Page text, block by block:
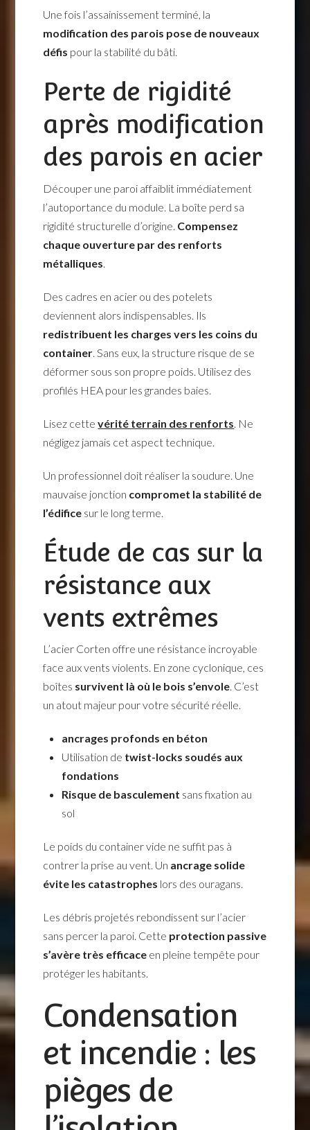
Une fois l’assainissement terminé, la
modification des parois pose de nouveaux
défis pour la stabilité du bâti.
Perte de rigidité
après modification
des parois en acier
Découper une paroi affaiblit immédiatement
l’autoportance du module. La boîte perd sa
rigidité structurelle d’origine. Compensez
chaque ouverture par des renforts
métalliques
Des cadres en acier ou des potelets
deviennent alors indispensables. Ils
redistribuent les charges vers les coins du
container . Sans eux, la structure risque de se
déformer sous son propre poids. Utilisez des
profilés HEA pour les grandes baies.
Lisez cettevérité terrain des renforts . Ne
négligez jamais cet aspect technique.
Un professionnel doit réaliser la soudure. Une
mauvaise jonction compromet la stabilité de
l’édifice sur le long terme.
Étude de cas sur la
résistance aux
vents extrêmes
L’acier Corten offre une résistance incroyable
face aux vents violents. En zone cyclonique, ces
boîtes survivent là où le bois s’envole. C’est
un atout majeur pour votre sécurité réelle.
ancrages profonds en béton
Utilisation de twist-locks soudés aux
fondations
Risque de basculement sans fixation au
sol
Le poids du container vide ne suffit pas à
contrer la prise au vent. Un ancrage solide
évite les catastrophes lors des ouragans.
Les débris projetés rebondissent sur l’acier
sans percer la paroi. Cette protection passive
s’avère très efficace en pleine tempête pour
protéger les habitants.
Condensation
et incendie : les
pièges de